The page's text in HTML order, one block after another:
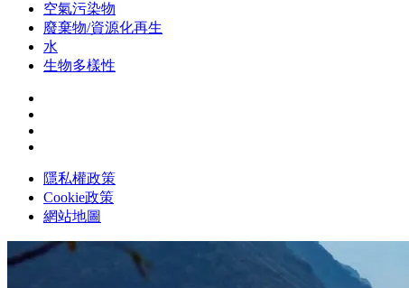
空氣污染物
廢棄物/資源化再生
水
生物多樣性
隱私權政策
Cookie政策
網站地圖